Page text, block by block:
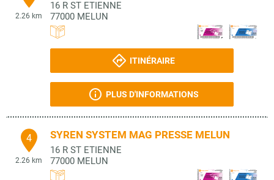
2.26 km
16 R ST ETIENNE
77000 MELUN
ITINÉRAIRE
PLUS D'INFORMATIONS
4
2.26 km
SYREN SYSTEM MAG PRESSE MELUN
16 R ST ETIENNE
77000 MELUN